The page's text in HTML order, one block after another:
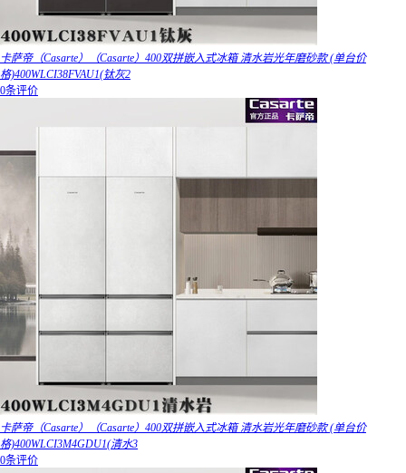
卡萨帝（Casarte）（Casarte）400双拼嵌入式冰箱 清水岩光年磨砂款 (单台价
格)400WLCI38FVAU1(钛灰2
0条评价
卡萨帝（Casarte）（Casarte）400双拼嵌入式冰箱 清水岩光年磨砂款 (单台价
格)400WLCI3M4GDU1(清水3
0条评价